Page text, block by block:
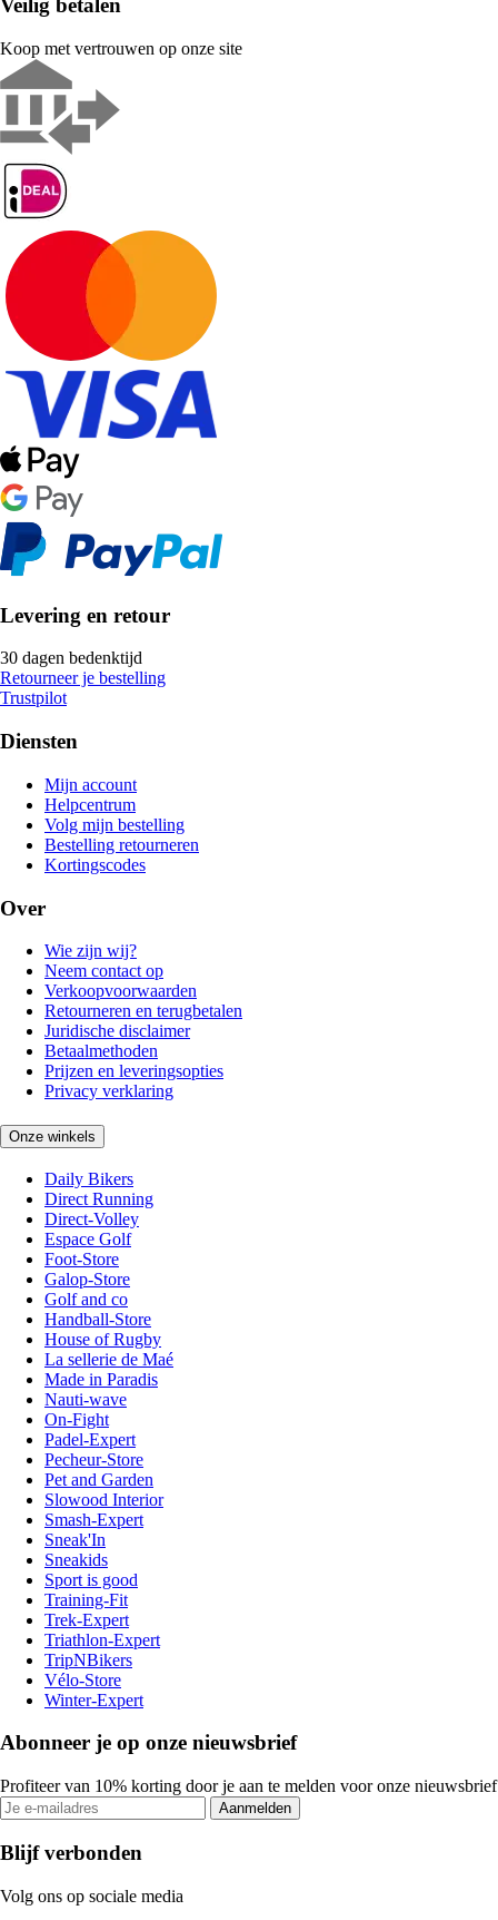
Veilig betalen
Koop met vertrouwen op onze site
Levering en retour
30 dagen bedenktijd
Retourneer je bestelling
Trustpilot
Diensten
Mijn account
Helpcentrum
Volg mijn bestelling
Bestelling retourneren
Kortingscodes
Over
Wie zijn wij?
Neem contact op
Verkoopvoorwaarden
Retourneren en terugbetalen
Juridische disclaimer
Betaalmethoden
Prijzen en leveringsopties
Privacy verklaring
Onze winkels
Daily Bikers
Direct Running
Direct-Volley
Espace Golf
Foot-Store
Galop-Store
Golf and co
Handball-Store
House of Rugby
La sellerie de Maé
Made in Paradis
Nauti-wave
On-Fight
Padel-Expert
Pecheur-Store
Pet and Garden
Slowood Interior
Smash-Expert
Sneak'In
Sneakids
Sport is good
Training-Fit
Trek-Expert
Triathlon-Expert
TripNBikers
Vélo-Store
Winter-Expert
Abonneer je op onze nieuwsbrief
Profiteer van 10% korting door je aan te melden voor onze nieuwsbrief
Aanmelden
Blijf verbonden
Volg ons op sociale media